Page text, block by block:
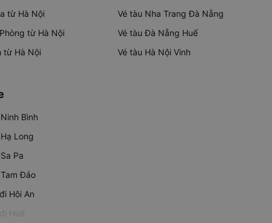
từ Hà Nội
từ Hà Nội
từ Hà Nội
Vé tàu Nha Trang Đà Nẵng
Vé tàu Đà Nẵng Huế
Vé tàu Hà Nội Vinh
Bình
Long
Pa
Đảo
Hội An
Huế